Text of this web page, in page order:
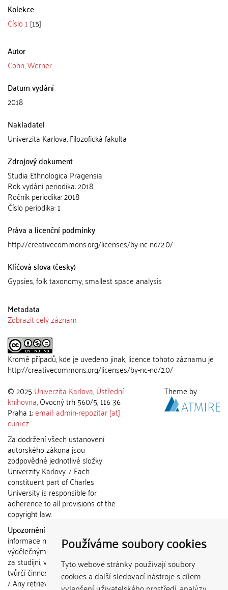
Používáme soubory cookies
Tyto webové stránky používají soubory
cookies a další sledovací nástroje s cílem
Kolekce
Číslo 1 [15]
Autor
Cohn, Werner
Datum vydání
2018
Nakladatel
Univerzita Karlova, Filozofická fakulta
Zdrojový dokument
Studia Ethnologica Pragensia
Rok vydání periodika: 2018
Ročník periodika: 2018
Číslo periodika: 1
Práva a licenční podmínky
http://creativecommons.org/licenses/by-nc-nd/2.0/
Klíčová slova (česky)
Gypsies, folk taxonomy, smallest space analysis
Metadata
Zobrazit celý záznam
Kromě případů, kde je uvedeno jinak, licence tohoto záznamu je
http://creativecommons.org/licenses/by-nc-nd/2.0/
© 2025 Univerzita Karlova,Ústřední
knihovna, Ovocný trh 560/5, 116 36
Praha 1;email: admin-repozitar [at]
cuni.cz
Za dodržení všech ustanovení
autorského zákona jsou
zodpovědné jednotlivé složky
Univerzity Karlovy. / Each
constituent part of Charles
University is responsible for
adherence to all provisions of the
copyright law.
Upozornění / Notice:
informace nemohou být použity k
výdělečným účelům nebo vydávány
za studijní, vědeckou nebo jinou
tvůrčí činnost jiné osoby než autora.
/ Any retrieved information shall not
Theme by